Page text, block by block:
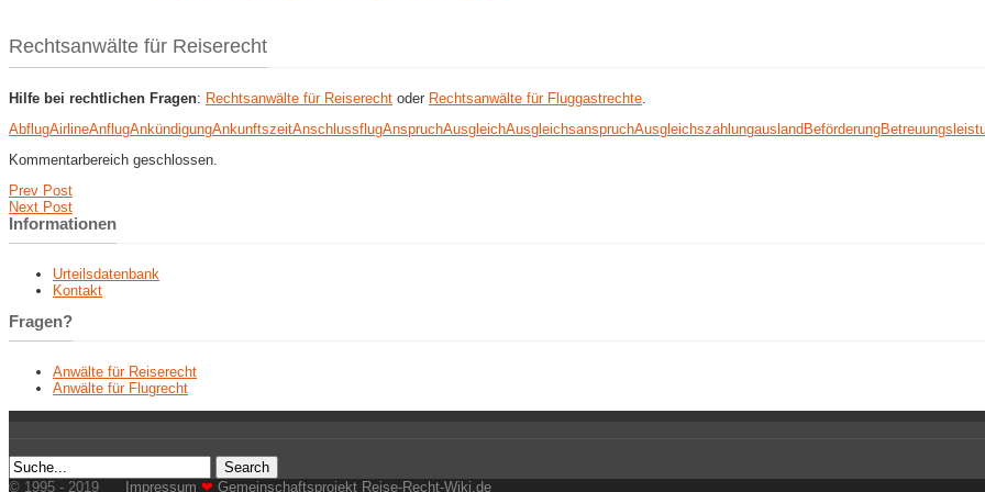
Rechtsanwälte für Reiserecht
Hilfe bei rechtlichen Fragen: Rechtsanwälte für Reiserecht oder Rechtsanwälte für Fluggastrechte
AbflugAirlineAnflugAnkündigungAnkunftszeitAnschlussflugAnspruchAusgleichAusgleichsanspruchAusgleichszahlungauslandBeförderung
Kommentarbereich geschlossen.
Prev Post
Next Post
Informationen
Urteilsdatenbank
Kontakt
Fragen?
Anwälte für Reiserecht
Anwälte für Flugrecht
© 1995 - 2019 Impressum ❤ Gemeinschaftsprojekt Reise-Recht-Wiki.de